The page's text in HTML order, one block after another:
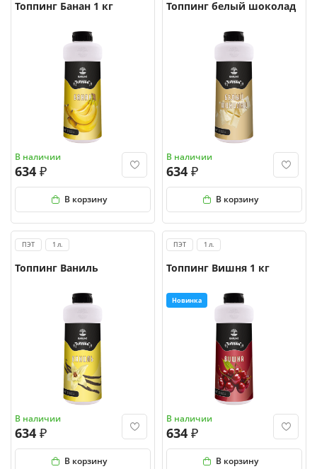
Топпинг Банан 1 кг
В наличии
634
В корзину
Топпинг белый шоколад
В наличии
634
В корзину
ПЭТ 1 л.
Топпинг Ваниль
В наличии
634
В корзину
ПЭТ 1 л.
Топпинг Вишня 1 кг
Новинка
В наличии
634
В корзину